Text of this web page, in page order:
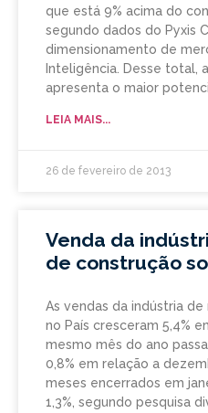
que está 9% acima do
segundo dados do Pyxis
dimensionamento de
Inteligência. Desse total,
apresenta o maior
LEIA MAIS...
26 de fevereiro de 2013
Venda da
de construção
As vendas da indústria
no País cresceram 5,4%
mesmo mês do ano
0,8% em relação a
meses encerrados em
1,3%, segundo pesquisa